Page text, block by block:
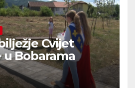
Cvijet
Bobarama